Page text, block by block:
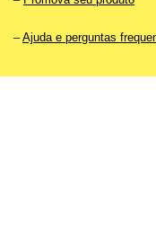
–Ajuda e perguntas